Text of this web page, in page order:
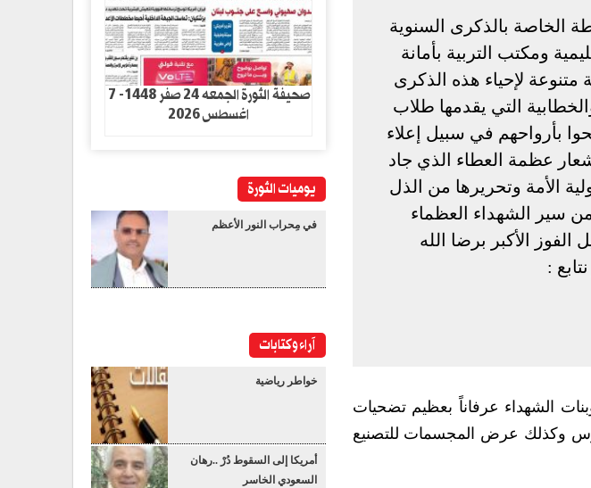
الخاصة بالذكرى السنوية
ومكتب التربية بأمانة
متنوعة لإحياء هذه الذكرى
التي يقدمها طلاب
بأرواحهم في سبيل إعلاء
عظمة العطاء الذي جاد
الأمة وتحريرها من الذل
سير الشهداء العظماء
الأكبر برضا الله
:
وبنات الشهداء عرفاناً بعظيم تضحيات
وكذلك عرض المجسمات للتصنيع
صحيفة الثورة الجمعه 24 صفر 1448- 7
اغسطس 2026
يوميات الثورة
في مِحراب النور الأعظم
آراء وكتابات
خواطر رياضية
أمريكا إلى السقوط دُرْ ..رهان
السعودي الخاسر